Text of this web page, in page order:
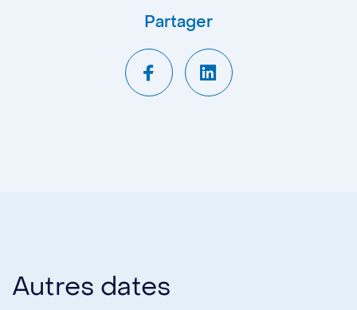
Partager
Autres dates